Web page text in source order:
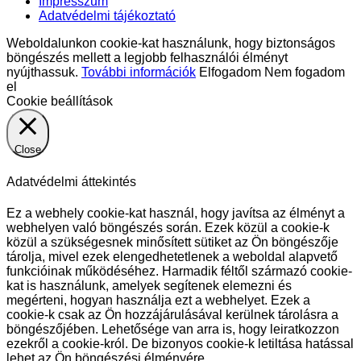
Adatvédelmi tájékoztató
Weboldalunkon cookie-kat használunk, hogy biztonságos
böngészés mellett a legjobb felhasználói élményt
nyújthassuk. További információk Elfogadom Nem fogadom
el
Cookie beállítások
Close
Adatvédelmi áttekintés
Ez a webhely cookie-kat használ, hogy javítsa az élményt a
webhelyen való böngészés során. Ezek közül a cookie-k
közül a szükségesnek minősített sütiket az Ön böngészője
tárolja, mivel ezek elengedhetetlenek a weboldal alapvető
funkcióinak működéséhez. Harmadik féltől származó cookie-
kat is használunk, amelyek segítenek elemezni és
megérteni, hogyan használja ezt a webhelyet. Ezek a
cookie-k csak az Ön hozzájárulásával kerülnek tárolásra a
böngészőjében. Lehetősége van arra is, hogy leiratkozzon
ezekről a cookie-król. De bizonyos cookie-k letiltása hatással
lehet az Ön böngészési élményére.